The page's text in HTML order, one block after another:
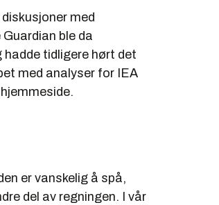
med
ble da
hadde tidligere hørt det
med analyser for IEA
er vanskelig å spå,
del av regningen. I vår